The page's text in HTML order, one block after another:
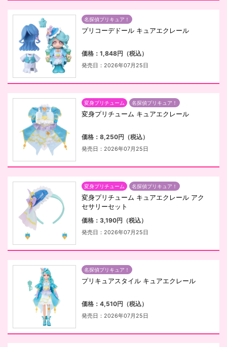
名探偵プリキュア！
プリコーデドール キュアエクレール
価格：1,848円（税込）
発売日：2026年07月25日
変身プリチューム 名探偵プリキュア！
変身プリチューム キュアエクレール
価格：8,250円（税込）
発売日：2026年07月25日
変身プリチューム 名探偵プリキュア！
変身プリチューム キュアエクレール アク
セサリーセット
価格：3,190円（税込）
発売日：2026年07月25日
名探偵プリキュア！
プリキュアスタイル キュアエクレール
価格：4,510円（税込）
発売日：2026年07月25日